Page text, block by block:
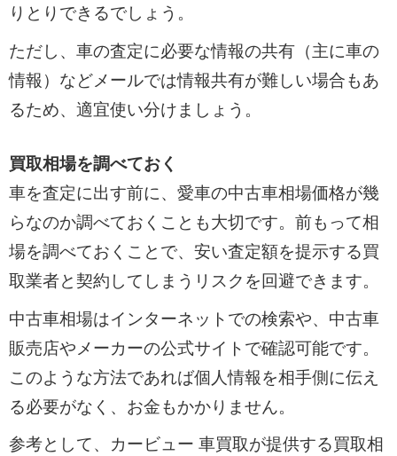
りとりできるでしょう。
ただし、車の査定に必要な情報の共有（主に車の
情報）などメールでは情報共有が難しい場合もあ
るため、適宜使い分けましょう。
買取相場を調べておく
車を査定に出す前に、愛車の中古車相場価格が幾
らなのか調べておくことも大切です。前もって相
場を調べておくことで、安い査定額を提示する買
取業者と契約してしまうリスクを回避できます。
中古車相場はインターネットでの検索や、中古車
販売店やメーカーの公式サイトで確認可能です。
このような方法であれば個人情報を相手側に伝え
る必要がなく、お金もかかりません。
参考として、カービュー 車買取が提供する買取相